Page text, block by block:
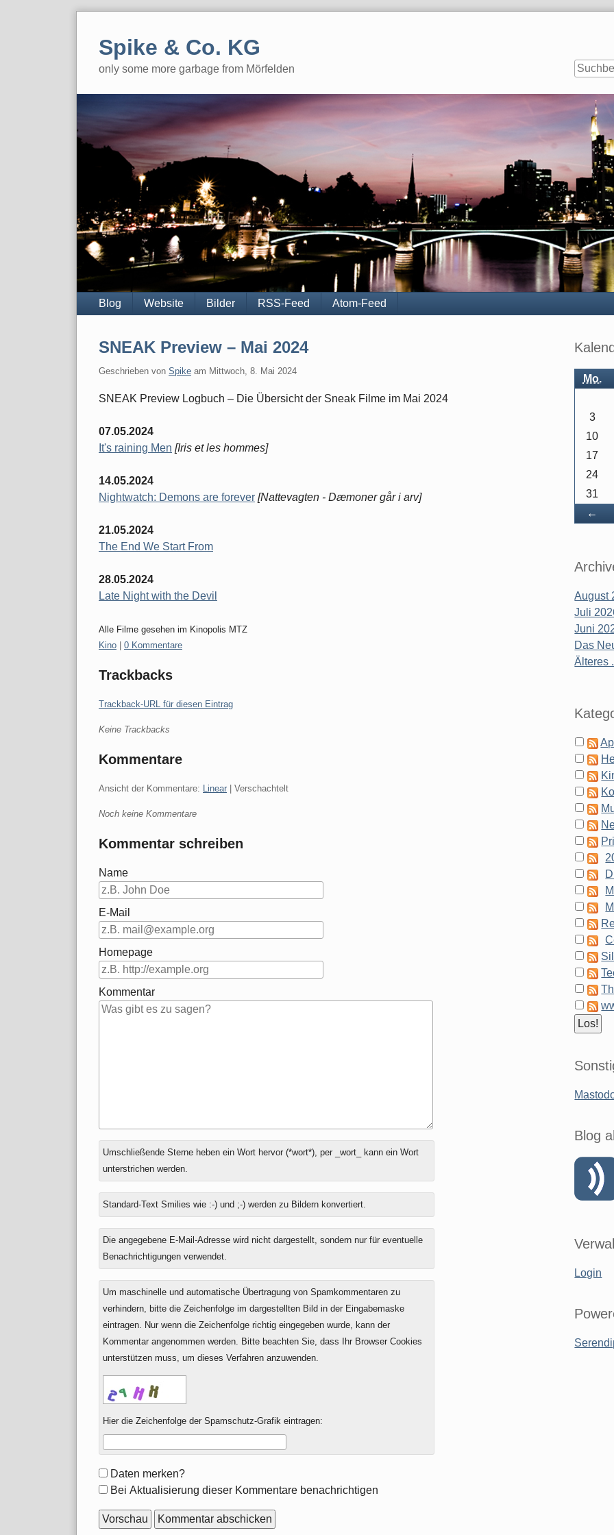
Spike & Co. KG
only some more garbage from Mörfelden
Navigation
Blog Website Bilder RSS-Feed Atom-Feed
SNEAK Preview – Mai 2024
Geschrieben von Spike am Mittwoch, 8. Mai 2024
SNEAK Preview Logbuch – Die Übersicht der Sneak Filme im Mai 2024
07.05.2024
It's raining Men [Iris et les hommes]
14.05.2024
Nightwatch: Demons are forever [Nattevagten - Dæmoner går i arv]
21.05.2024
The End We Start From
28.05.2024
Late Night with the Devil
Alle Filme gesehen im Kinopolis MTZ
Kategorien:
Kino 0 Kommentare
Trackbacks
Trackback-URL für diesen Eintrag
Keine Trackbacks
Kommentare
Ansicht der Kommentare: Linear | Verschachtelt
Noch keine Kommentare
Kommentar schreiben
Name
E-Mail
Homepage
Kommentar
Antwort
Umschließende Sterne heben ein Wort hervor (*wort*), per _wort_ kann ein Wort
unterstrichen werden.
Standard-Text Smilies wie :-) und ;-) werden zu Bildern konvertiert.
Die angegebene E-Mail-Adresse wird nicht dargestellt, sondern nur für eventuelle
Benachrichtigungen verwendet.
Um maschinelle und automatische Übertragung von Spamkommentaren zu
verhindern, bitte die Zeichenfolge im dargestellten Bild in der Eingabemaske
eintragen. Nur wenn die Zeichenfolge richtig eingegeben wurde, kann der
Kommentar angenommen werden. Bitte beachten Sie, dass Ihr Browser Cookies
unterstützen muss, um dieses Verfahren anzuwenden.
Hier die Zeichenfolge der Spamschutz-Grafik eintragen:
Formular-
Optionen
Daten merken?
Bei Aktualisierung dieser Kommentare benachrichtigen
Mo.
←
3
10
17
24
31
August
Juli
Juni
Das
Älteres
Blog
Login